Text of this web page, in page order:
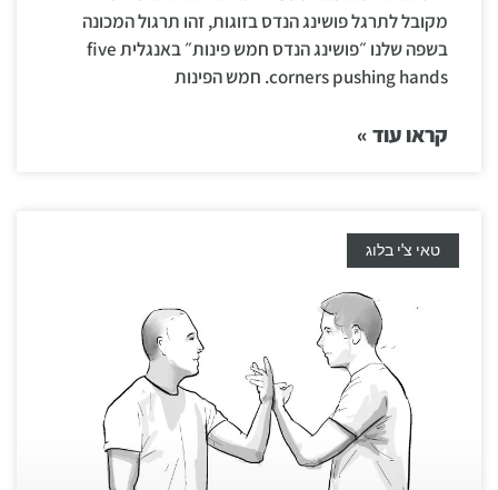
מקובל לתרגל פושינג הנדס בזוגות, זהו תרגול המכונה
בשפה שלנו ״פושינג הנדס חמש פינות״ באנגלית five
corners pushing hands. חמש הפינות
קראו עוד »
טאי צ'י בלוג